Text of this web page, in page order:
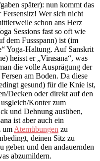
später): nun kommt das
Fersensitz! Wer sich nicht
schon ans Herz
Sessions fast so oft wie
dem Fussspann) ist (im
Yoga-Haltung. Auf Sanskrit
heisst er „Virasana“, was
die volle Ausprägung der
Fersen am Boden. Da diese
gesund) für die Knie ist,
Decken oder direkt auf den
Konter zum
und Dehnung ausüben,
ist aber auch ein
umAtemübungen zu
deinen Sitz zu
geben und den andauernden
abzumildern.